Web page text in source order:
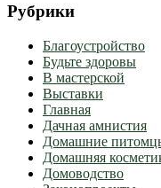
Рубрики
Благоустройство
Будьте здоровы
В мастерской
Выставки
Главная
Дачная амнистия
Домашние
Домашняя
Домоводство